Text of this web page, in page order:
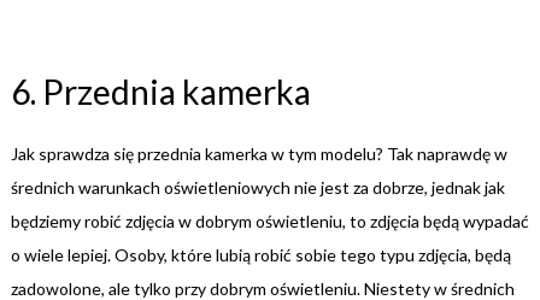
6. Przednia kamerka
Jak sprawdza się przednia kamerka w tym modelu? Tak naprawdę w
średnich warunkach oświetleniowych nie jest za dobrze, jednak jak
będziemy robić zdjęcia w dobrym oświetleniu, to zdjęcia będą wypadać
o wiele lepiej. Osoby, które lubią robić sobie tego typu zdjęcia, będą
zadowolone, ale tylko przy dobrym oświetleniu. Niestety w średnich